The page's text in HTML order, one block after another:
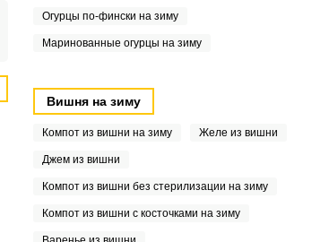
Огурцы по-фински на зиму
Маринованные огурцы на зиму
Вишня на зиму
Компот из вишни на зиму Желе из вишни
Джем из вишни
Компот из вишни без стерилизации на зиму
Компот из вишни с косточками на зиму